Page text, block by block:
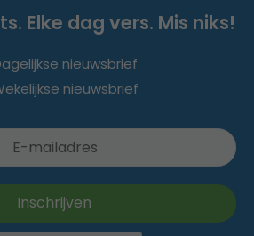
Elke dag vers. Mis niks!
nieuwsbrief
nieuwsbrief